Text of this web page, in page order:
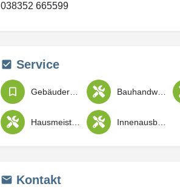
038352 665599
Service
Gebäudereinigung / Objekt- und Gartenpflege Bauhandwerk / Restauration
Hausmeisterdienste Innenausbau / Trockenbau
Kontakt